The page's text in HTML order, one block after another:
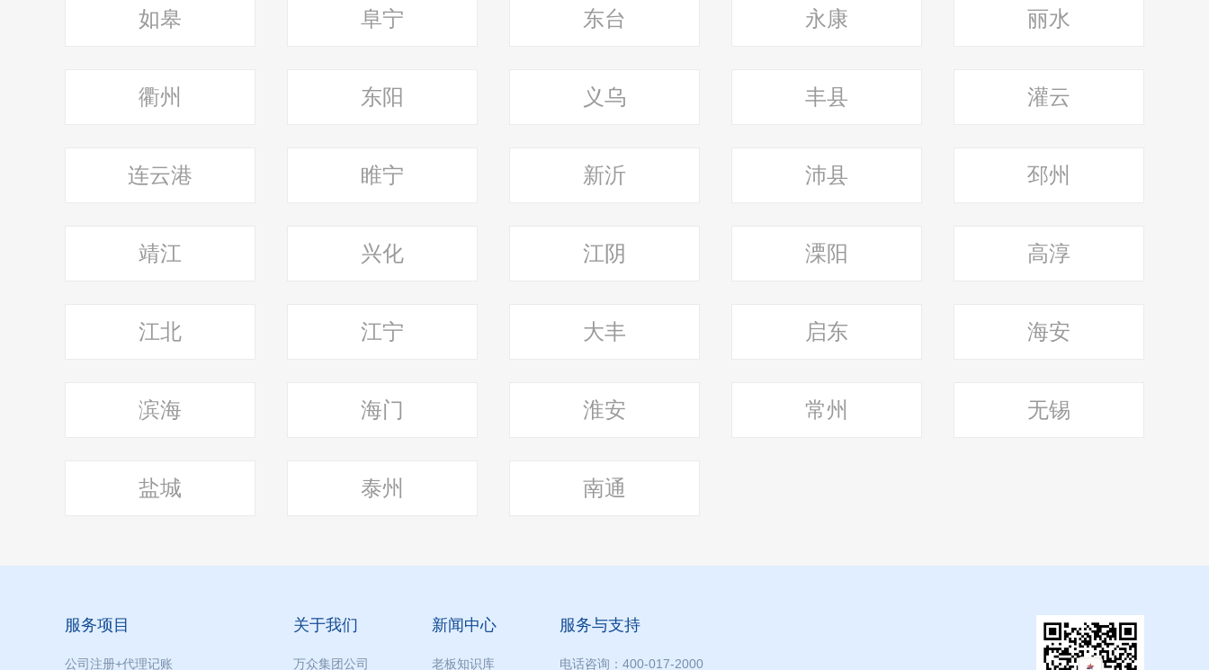
如皋 阜宁 东台 永康 丽水
衢州 东阳 义乌 丰县 灌云
连云港 睢宁 新沂 沛县 邳州
靖江 兴化 江阴 溧阳 高淳
江北 江宁 大丰 启东 海安
滨海 海门 淮安 常州 无锡
盐城 泰州 南通
服务项目
公司注册+代理记账
关于我们
万众集团公司
新闻中心
老板知识库
服务与支持
电话咨询：400-017-2000